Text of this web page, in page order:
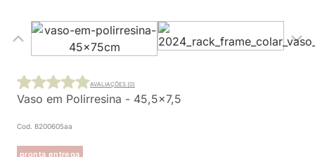
Vaso em Polirresina - 45,5x7,5
Cod. 8200605aa
pronta entrega
AVALIAÇÕES (0)